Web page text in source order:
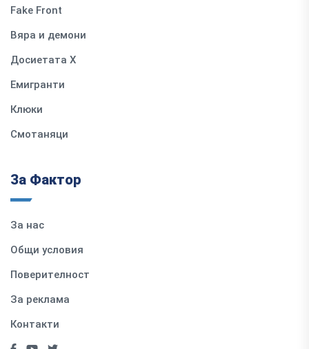
Fake Front
Вяра и демони
Досиетата Х
Емигранти
Клюки
Смотаняци
За Фактор
За нас
Общи условия
Поверителност
За реклама
Контакти